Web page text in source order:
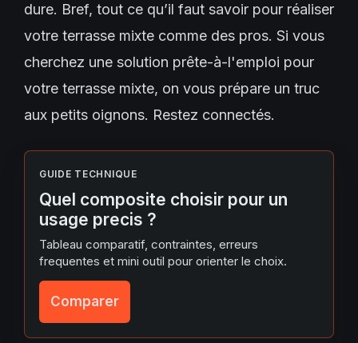
dure. Bref, tout ce qu’il faut savoir pour réaliser
votre terrasse mixte comme des pros. Si vous
cherchez une solution prête-à-l'emploi pour
votre terrasse mixte, on vous prépare un truc
aux petits oignons. Restez connectés.
GUIDE TECHNIQUE
Quel composite choisir pour un
usage precis ?
Tableau comparatif, contraintes, erreurs
frequentes et mini outil pour orienter le choix.
Comparer